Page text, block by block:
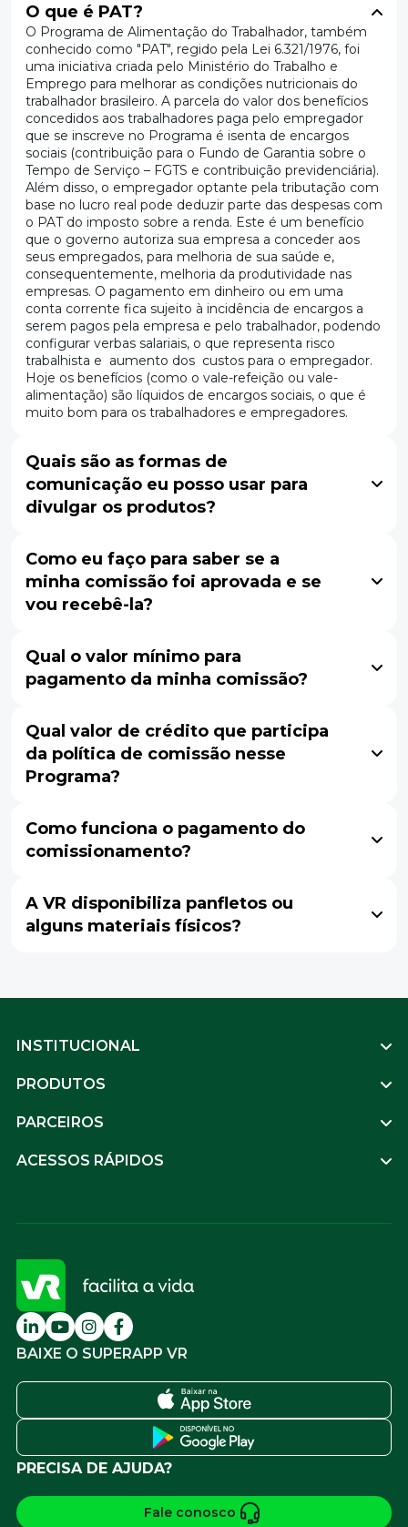
O que é PAT?
O Programa de Alimentação do Trabalhador, também
conhecido como "PAT", regido pela Lei 6.321/1976, foi
uma iniciativa criada pelo Ministério do Trabalho e
Emprego para melhorar as condições nutricionais do
trabalhador brasileiro. A parcela do valor dos benefícios
concedidos aos trabalhadores paga pelo empregador
que se inscreve no Programa é isenta de encargos
sociais (contribuição para o Fundo de Garantia sobre o
Tempo de Serviço – FGTS e contribuição previdenciária).
Além disso, o empregador optante pela tributação com
base no lucro real pode deduzir parte das despesas com
o PAT do imposto sobre a renda. Este é um benefício
que o governo autoriza sua empresa a conceder aos
seus empregados, para melhoria de sua saúde e,
consequentemente, melhoria da produtividade nas
empresas. O pagamento em dinheiro ou em uma
conta corrente fica sujeito à incidência de encargos a
serem pagos pela empresa e pelo trabalhador, podendo
configurar verbas salariais, o que representa risco
trabalhista e aumento dos custos para o empregador.
Hoje os benefícios (como o vale-refeição ou vale-
alimentação) são líquidos de encargos sociais, o que é
muito bom para os trabalhadores e empregadores.
Quais são as formas de
comunicação eu posso usar para
divulgar os produtos?
Como eu faço para saber se a
minha comissão foi aprovada e se
vou recebê-la?
Qual o valor mínimo para
pagamento da minha comissão?
Qual valor de crédito que participa
da política de comissão nesse
Programa?
Como funciona o pagamento do
comissionamento?
A VR disponibiliza panfletos ou
alguns materiais físicos?
Footer
INSTITUCIONAL
PRODUTOS
PARCEIROS
ACESSOS RÁPIDOS
BAIXE O SUPERAPP VR
PRECISA DE AJUDA?
Fale conosco